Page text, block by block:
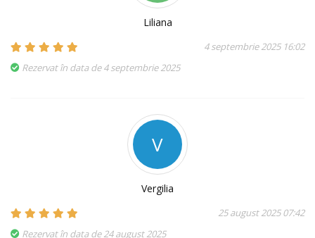
Liliana
4 septembrie 2025 16:02
Rezervat în data de 4 septembrie 2025
V
Vergilia
25 august 2025 07:42
Rezervat în data de 24 august 2025